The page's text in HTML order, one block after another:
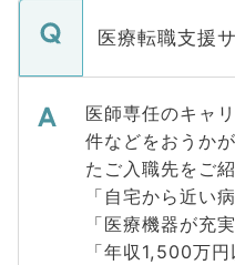
医療転職支援
医師専任のキャ
件などをおうか
たご入職先をご
「自宅から近い
「医療機器が充
「年収1,500万